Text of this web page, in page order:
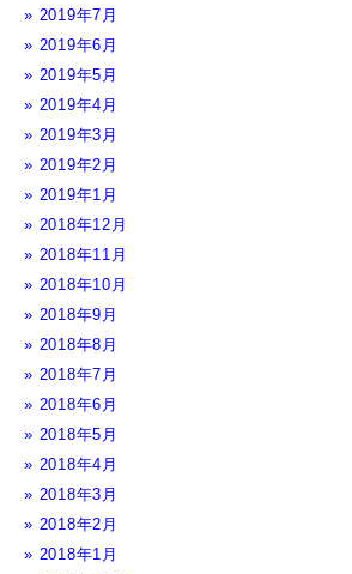
2019年7月
2019年6月
2019年5月
2019年4月
2019年3月
2019年2月
2019年1月
2018年12月
2018年11月
2018年10月
2018年9月
2018年8月
2018年7月
2018年6月
2018年5月
2018年4月
2018年3月
2018年2月
2018年1月